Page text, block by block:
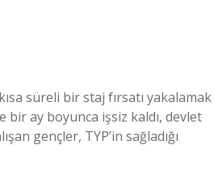
süreli bir staj fırsatı yakalamak
bir ay boyunca işsiz kaldı, devlet
gençler, TYP’in sağladığı